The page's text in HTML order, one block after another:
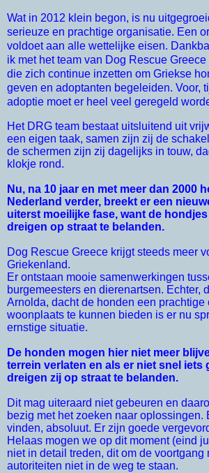
Wat in 2012 klein begon, is nu
serieuze en prachtige organisatie. Een
voldoet aan alle wettelijke eisen.
ik met het team van Dog Rescue
die zich continue inzetten om Griekse
geven en adoptanten begeleiden. Voor,
adoptie moet er heel veel geregeld
Het DRG team bestaat uitsluitend uit
een eigen taak, samen zijn zij de
de schermen zijn zij dagelijks in touw,
klokje rond.
Nu, na 10 jaar en met meer dan 2000
Nederland verder, breekt er een
uiterst moeilijke fase, want de
dreigen op straat te belanden.
Dog Rescue Greece krijgt steeds meer
Griekenland.
Er ontstaan mooie samenwerkingen
burgemeesters en dierenartsen. Echter,
Arnolda, dacht de honden een
woonplaats te kunnen bieden is er nu
ernstige situatie.
De honden mogen hier niet meer
terrein verlaten en als er niet snel iets
dreigen zij op straat te belanden.
Dit mag uiteraard niet gebeuren en
bezig met het zoeken naar oplossingen.
vinden, absoluut. Er zijn goede
Helaas mogen we op dit moment (eind
niet in detail treden, dit om de voortgang
autoriteiten niet in de weg te staan.